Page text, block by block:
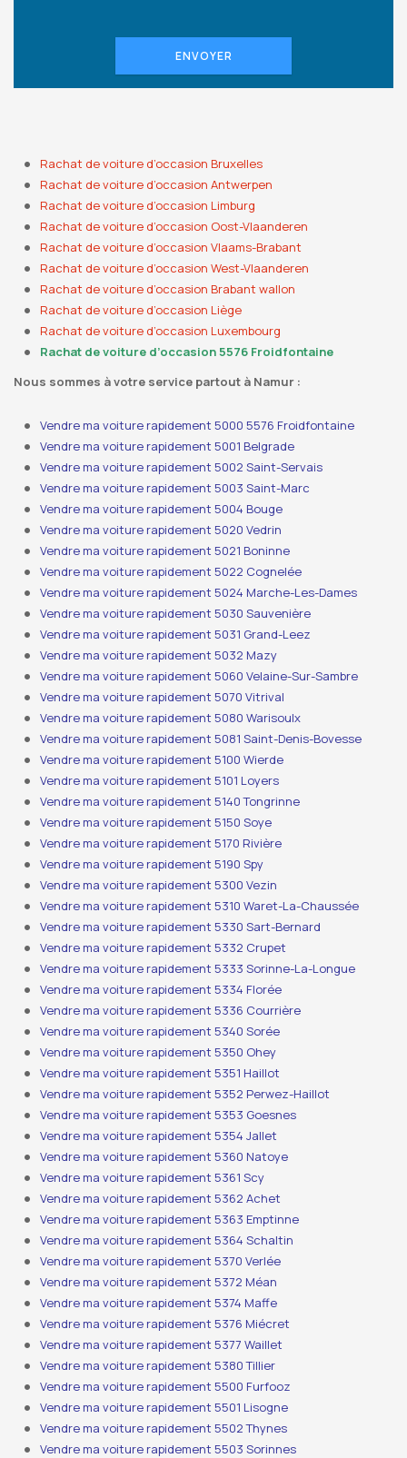
ENVOYER
Rachat de voiture d’occasion Bruxelles
Rachat de voiture d’occasion Antwerpen
Rachat de voiture d’occasion Limburg
Rachat de voiture d’occasion Oost-Vlaanderen
Rachat de voiture d’occasion Vlaams-Brabant
Rachat de voiture d’occasion West-Vlaanderen
Rachat de voiture d’occasion Brabant wallon
Rachat de voiture d’occasion Liège
Rachat de voiture d’occasion Luxembourg
Rachat de voiture d’occasion 5576 Froidfontaine
Nous sommes à votre service partout à Namur :
Vendre ma voiture rapidement 5000 5576 Froidfontaine
Vendre ma voiture rapidement 5001 Belgrade
Vendre ma voiture rapidement 5002 Saint-Servais
Vendre ma voiture rapidement 5003 Saint-Marc
Vendre ma voiture rapidement 5004 Bouge
Vendre ma voiture rapidement 5020 Vedrin
Vendre ma voiture rapidement 5021 Boninne
Vendre ma voiture rapidement 5022 Cognelée
Vendre ma voiture rapidement 5024 Marche-Les-Dames
Vendre ma voiture rapidement 5030 Sauvenière
Vendre ma voiture rapidement 5031 Grand-Leez
Vendre ma voiture rapidement 5032 Mazy
Vendre ma voiture rapidement 5060 Velaine-Sur-Sambre
Vendre ma voiture rapidement 5070 Vitrival
Vendre ma voiture rapidement 5080 Warisoulx
Vendre ma voiture rapidement 5081 Saint-Denis-Bovesse
Vendre ma voiture rapidement 5100 Wierde
Vendre ma voiture rapidement 5101 Loyers
Vendre ma voiture rapidement 5140 Tongrinne
Vendre ma voiture rapidement 5150 Soye
Vendre ma voiture rapidement 5170 Rivière
Vendre ma voiture rapidement 5190 Spy
Vendre ma voiture rapidement 5300 Vezin
Vendre ma voiture rapidement 5310 Waret-La-Chaussée
Vendre ma voiture rapidement 5330 Sart-Bernard
Vendre ma voiture rapidement 5332 Crupet
Vendre ma voiture rapidement 5333 Sorinne-La-Longue
Vendre ma voiture rapidement 5334 Florée
Vendre ma voiture rapidement 5336 Courrière
Vendre ma voiture rapidement 5340 Sorée
Vendre ma voiture rapidement 5350 Ohey
Vendre ma voiture rapidement 5351 Haillot
Vendre ma voiture rapidement 5352 Perwez-Haillot
Vendre ma voiture rapidement 5353 Goesnes
Vendre ma voiture rapidement 5354 Jallet
Vendre ma voiture rapidement 5360 Natoye
Vendre ma voiture rapidement 5361 Scy
Vendre ma voiture rapidement 5362 Achet
Vendre ma voiture rapidement 5363 Emptinne
Vendre ma voiture rapidement 5364 Schaltin
Vendre ma voiture rapidement 5370 Verlée
Vendre ma voiture rapidement 5372 Méan
Vendre ma voiture rapidement 5374 Maffe
Vendre ma voiture rapidement 5376 Miécret
Vendre ma voiture rapidement 5377 Waillet
Vendre ma voiture rapidement 5380 Tillier
Vendre ma voiture rapidement 5500 Furfooz
Vendre ma voiture rapidement 5501 Lisogne
Vendre ma voiture rapidement 5502 Thynes
Vendre ma voiture rapidement 5503 Sorinnes